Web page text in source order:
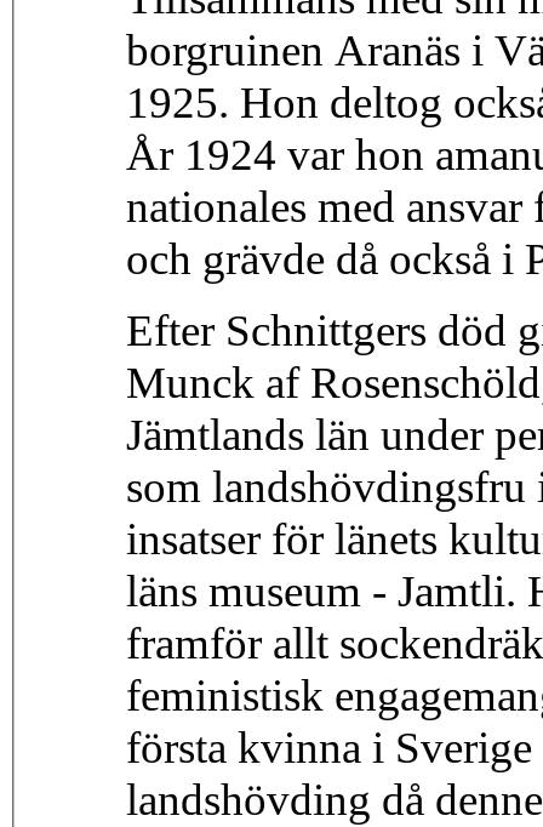
borgruinen Aranäs i
1925. Hon deltog
År 1924 var hon
nationales med
och grävde då också i
Efter Schnittgers död
Munck af
Jämtlands län under
som landshövdingsfru
insatser för länets
läns museum - Jamtli.
framför allt
feministisk
första kvinna i
landshövding då